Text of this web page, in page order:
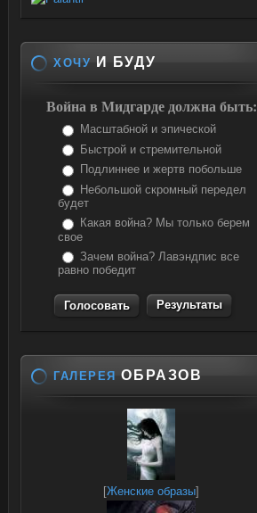
ХОЧУ И БУДУ
Война в Мидгарде должна быть:
Масштабной и эпической
Быстрой и стремительной
Подлиннее и жертв побольше
Небольшой скромный передел
будет
Какая война? Мы только берем
свое
Зачем война? Лавэндпис все
равно победит
Результаты
ГАЛЕРЕЯ ОБРАЗОВ
[Женские образы]